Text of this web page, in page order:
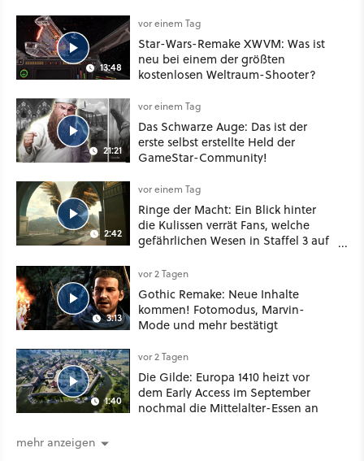
13:48
vor einem Tag
Star-Wars-Remake XWVM: Was ist
neu bei einem der größten
kostenlosen Weltraum-Shooter?
21:21
vor einem Tag
Das Schwarze Auge: Das ist der
erste selbst erstellte Held der
GameStar-Community!
2:42
vor einem Tag
Ringe der Macht: Ein Blick hinter
die Kulissen verrät Fans, welche
gefährlichen Wesen in Staffel 3 auf
3:13
vor 2 Tagen
Gothic Remake: Neue Inhalte
kommen! Fotomodus, Marvin-
Mode und mehr bestätigt
1:40
vor 2 Tagen
Die Gilde: Europa 1410 heizt vor
dem Early Access im September
nochmal die Mittelalter-Essen an
mehr anzeigen